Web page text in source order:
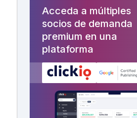
Acceda a múltiples
socios de demanda
premium en una
plataforma